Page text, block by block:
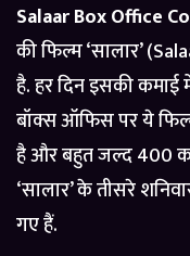
Salaar Box Office
की फिल्म ‘सालार’
है. हर दिन इसकी
बॉक्स ऑफिस पर ये
है और बहुत जल्द 400
‘सालार’ के तीसरे
गए हैं.